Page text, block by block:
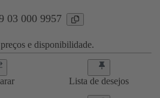
03 000 9957
e disponibilidade.
Lista de desejos